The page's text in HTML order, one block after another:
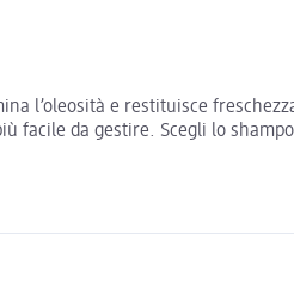
l’oleosità e restituisce
da gestire. Scegli lo